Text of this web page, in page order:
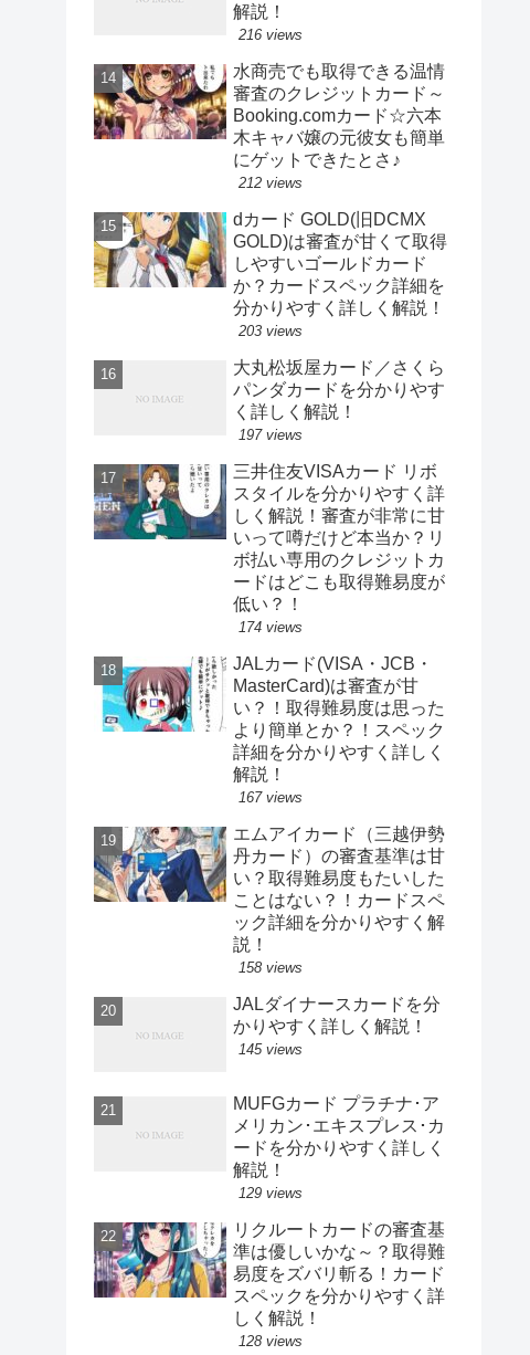
解説！
216 views
水商売でも取得できる温情
審査のクレジットカード～
Booking.comカード☆六本
木キャバ嬢の元彼女も簡単
にゲットできたとさ♪
212 views
dカード GOLD(旧DCMX
GOLD)は審査が甘くて取得
しやすいゴールドカード
か？カードスペック詳細を
分かりやすく詳しく解説！
203 views
大丸松坂屋カード／さくら
パンダカードを分かりやす
く詳しく解説！
197 views
三井住友VISAカード リボ
スタイルを分かりやすく詳
しく解説！審査が非常に甘
いって噂だけど本当か？リ
ボ払い専用のクレジットカ
ードはどこも取得難易度が
低い？！
174 views
JALカード(VISA・JCB・
MasterCard)は審査が甘
い？！取得難易度は思った
より簡単とか？！スペック
詳細を分かりやすく詳しく
解説！
167 views
エムアイカード（三越伊勢
丹カード）の審査基準は甘
い？取得難易度もたいした
ことはない？！カードスペ
ック詳細を分かりやすく解
説！
158 views
JALダイナースカードを分
かりやすく詳しく解説！
145 views
MUFGカード プラチナ･ア
メリカン･エキスプレス･カ
ードを分かりやすく詳しく
解説！
129 views
リクルートカードの審査基
準は優しいかな～？取得難
易度をズバリ斬る！カード
スペックを分かりやすく詳
しく解説！
128 views